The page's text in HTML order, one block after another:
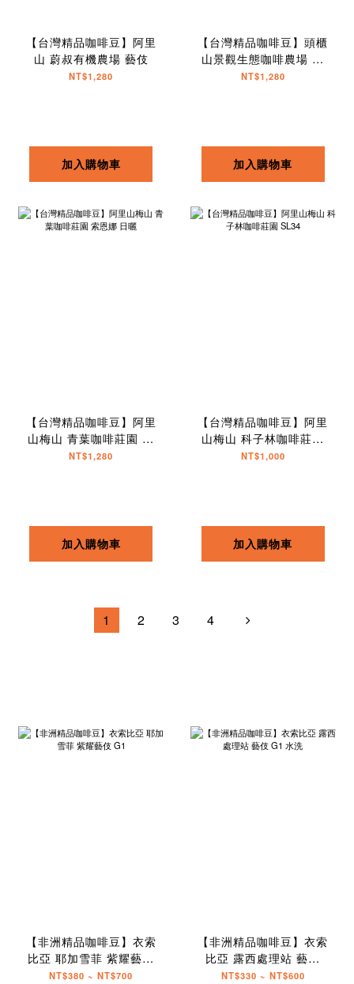
【台灣精品咖啡豆】阿里
山 蔚叔有機農場 藝伎
NT$1,280
加入購物車
【台灣精品咖啡豆】頭櫃
山景觀生態咖啡農場 藝
伎
NT$1,280
加入購物車
【台灣精品咖啡豆】阿里
山梅山 青葉咖啡莊園 索
恩娜 日曬
NT$1,280
加入購物車
【台灣精品咖啡豆】阿里
山梅山 科子林咖啡莊園
SL34
NT$1,000
加入購物車
1 2 3 4
【非洲精品咖啡豆】衣索
比亞 耶加雪菲 紫耀藝伎
G1
NT$380 ~ NT$700
【非洲精品咖啡豆】衣索
比亞 露西處理站 藝伎
G1 水洗
NT$330 ~ NT$600